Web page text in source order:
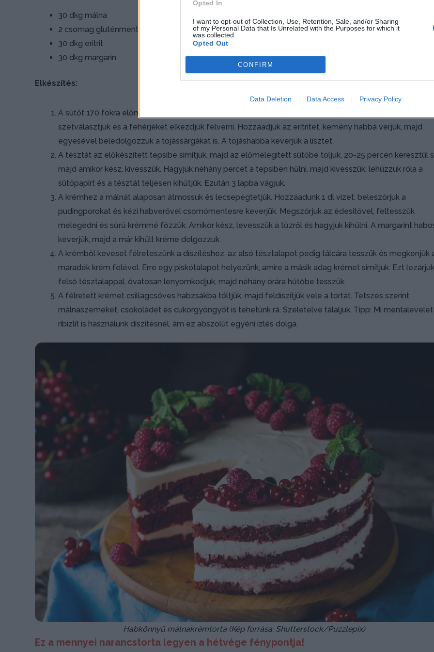
Opted In
I want to opt-out of Collection, Use, Retention, Sale, and/or Sharing
of my Personal Data that Is Unrelated with the Purposes for which it
was collected.
Opted Out
CONFIRM
Data Deletion Data Access Privacy Policy
30 dkg málna
2 csomag gluténmentes málnás pudingpor
30 dkg eritrit
30 dkg margarin
Elkészítés:
A sütőt 170 fokra előmelegítjük, egy tepsit pedig sütőpapírral bélelünk. A tésztához a tojásokat
szétválasztjuk és a fehérjéket elkezdjük felverni. Hozzáadjuk az eritritet, kemény habbá verjük, majd
egyesével beledolgozzuk a tojássárgákat is. A tojáshabba keverjük a lisztet.
A tésztát az előkészített tepsibe simítjuk, majd az előmelegített sütőbe toljuk. 20-25 percen keresztül
majd amikor kész, kivesszük. Hagyjuk néhány percet a tepsiben hűlni, majd kivesszük, lehúzzuk róla a
sütőpapírt és a tésztát teljesen kihűtjük. Ezután 3 lapba vágjuk.
A krémhez a málnát alaposan átmossuk és lecsepegtetjük. Hozzáadunk 1 dl vizet, beleszórjuk a
pudingporokat és kézi habverővel csomómentesre keverjük. Megszórjuk az édesítővel, feltesszük
melegedni és sűrű krémmé főzzük. Amikor kész, levesszük a tűzről és hagyjuk kihűlni. A margarint
keverjük, majd a már kihűlt kréme dolgozzuk.
A krémből keveset félreteszünk a díszítéshez, az alsó tésztalapot pedig tálcára tesszük és megkenjük
maradék krém felével. Erre egy piskótalapot helyezünk, amire a másik adag krémet simítjuk. Ezt
felső tésztalappal, óvatosan lenyomkodjuk, majd néhány órára hűtőbe tesszük.
A félretett krémet csillagcsöves habzsákba töltjük, majd feldíszítjük vele a tortát. Tetszés szerint
málnaszemeket, csokoládét és cukorgyöngyöt is tehetünk rá. Szeletelve tálaljuk. Tipp: Mi
ribizlit is használunk díszítésnél, ám ez abszolút egyéni ízlés dolga.
Habkönnyű málnakrémtorta (Kép forrása: Shutterstock/Puzzlepix)
Ez a mennyei narancstorta legyen a hétvége fénypontja!